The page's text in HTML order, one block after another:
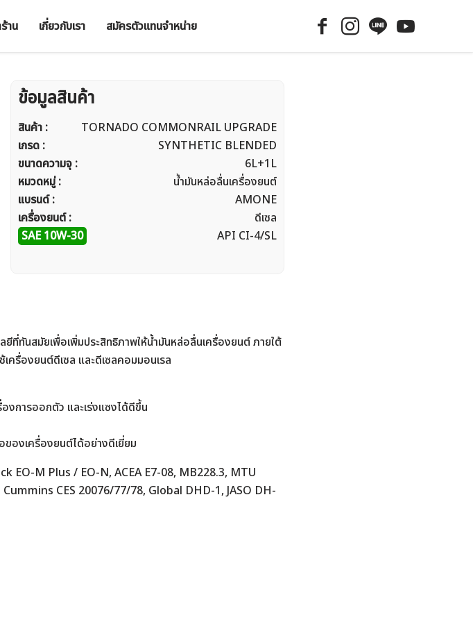
าน เกี่ยวกับเรา สมัครตัวแทนจำหน่าย
ข้อมูลสินค้า
สินค้า :
TORNADO COMMONRAIL UPGRADE
เกรด :
SYNTHETIC BLENDED
ขนาดความจุ :
6L+1L
หมวดหมู่ :
น้ำมันหล่อลื่นเครื่องยนต์
แบรนด์ :
AMONE
เครื่องยนต์ :
ดีเซล
SAE 10W-30
API CI-4/SL
ยีที่ทันสมัยเพื่อเพิ่มประสิทธิภาพให้น้ำมันหล่อลื่นเครื่องยนต์ ภายใต้
เครื่องยนต์ดีเซล และดีเซลคอมมอนเรล
งการออกตัว และเร่งแซงได้ดีขึ้น
องเครื่องยนต์ได้อย่างดีเยี่ยม
EO-M Plus / EO-N, ACEA E7-08, MB228.3, MTU
CES 20076/77/78, Global DHD-1, JASO DH-